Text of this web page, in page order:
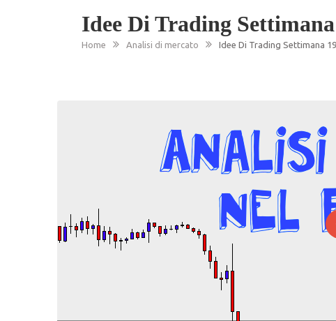
Idee Di Trading
Home Analisi di mercato Idee Di Trading Settimana